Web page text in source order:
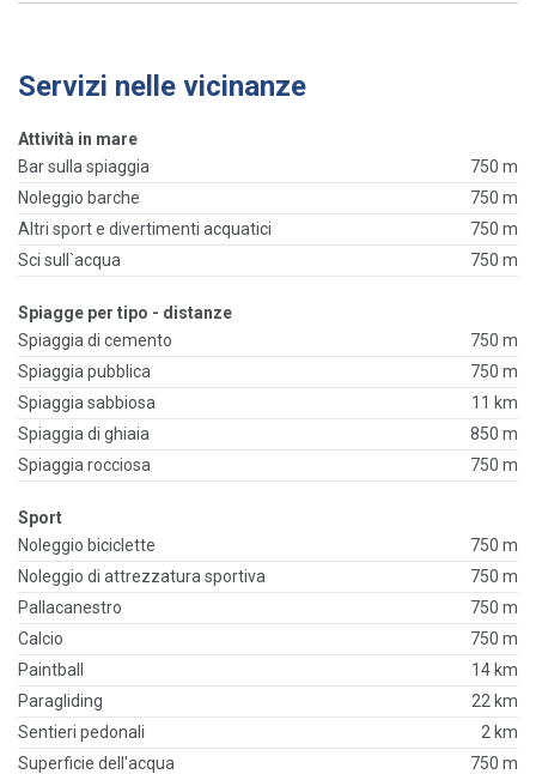
Servizi nelle vicinanze
Attività in mare
Bar sulla spiaggia
750 m
Noleggio barche
750 m
Altri sport e divertimenti acquatici
750 m
Sci sull`acqua
750 m
Spiagge per tipo - distanze
Spiaggia di cemento
750 m
Spiaggia pubblica
750 m
Spiaggia sabbiosa
11 km
Spiaggia di ghiaia
850 m
Spiaggia rocciosa
750 m
Sport
Noleggio biciclette
750 m
Noleggio di attrezzatura sportiva
750 m
Pallacanestro
750 m
Calcio
750 m
Paintball
14 km
Paragliding
22 km
Sentieri pedonali
2 km
Superficie dell'acqua
750 m